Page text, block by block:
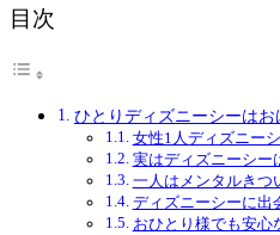
目次
ひとりディズニーシーは
女性1人ディズニー
実はディズニーシー
一人はメンタルきつ
ディズニーシーに出
おひとり様でも安心